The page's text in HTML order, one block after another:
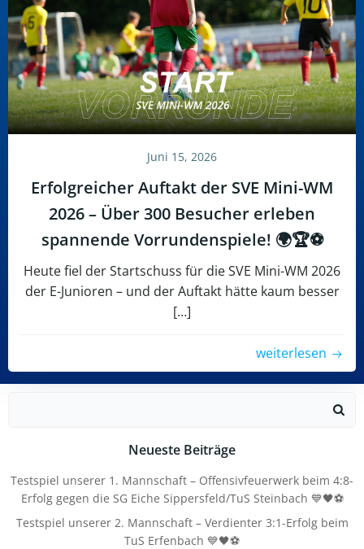
Juni 15, 2026
Erfolgreicher Auftakt der SVE Mini-WM
2026 – Über 300 Besucher erleben
spannende Vorrundenspiele! 🌍🏆⚽
Heute fiel der Startschuss für die SVE Mini-WM 2026
der E-Junioren – und der Auftakt hätte kaum besser
[…]
weiterlesen
Neueste Beiträge
Testspiel unserer 1. Mannschaft – Offensivfeuerwerk beim 4:8-
Erfolg gegen die SG Eiche Sippersfeld/TuS Steinbach 💙🖤⚽
Testspiel unserer 2. Mannschaft – Verdienter 3:1-Erfolg beim
TuS Erfenbach 💙🖤⚽